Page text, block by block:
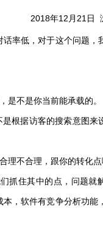
2018年12月21日
率低，对于这个问题，
是不是你当前能承载的。
根据访客的搜索意图来
理不合理，跟你的转化
抓住其中的点，问题就
，软件有竞争分析功能